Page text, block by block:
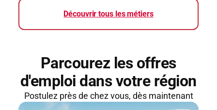
Découvrir tous les métiers